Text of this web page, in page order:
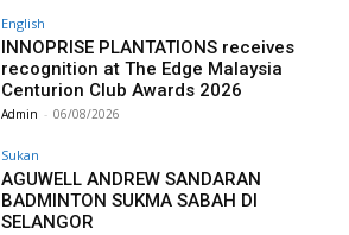
English
INNOPRISE PLANTATIONS receives
recognition at The Edge Malaysia
Centurion Club Awards 2026
Admin - 06/08/2026
Sukan
AGUWELL ANDREW SANDARAN
BADMINTON SUKMA SABAH DI
SELANGOR